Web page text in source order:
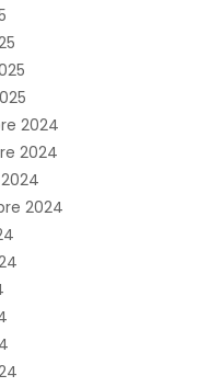
2024
2024
2024